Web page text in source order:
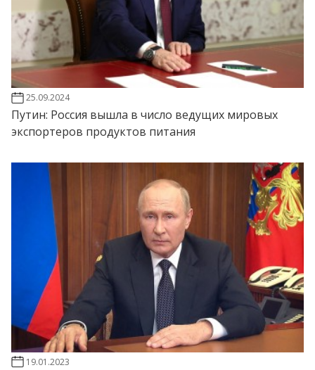
25.09.2024
Путин: Россия вышла в число ведущих мировых
экспортеров продуктов питания
19.01.2023